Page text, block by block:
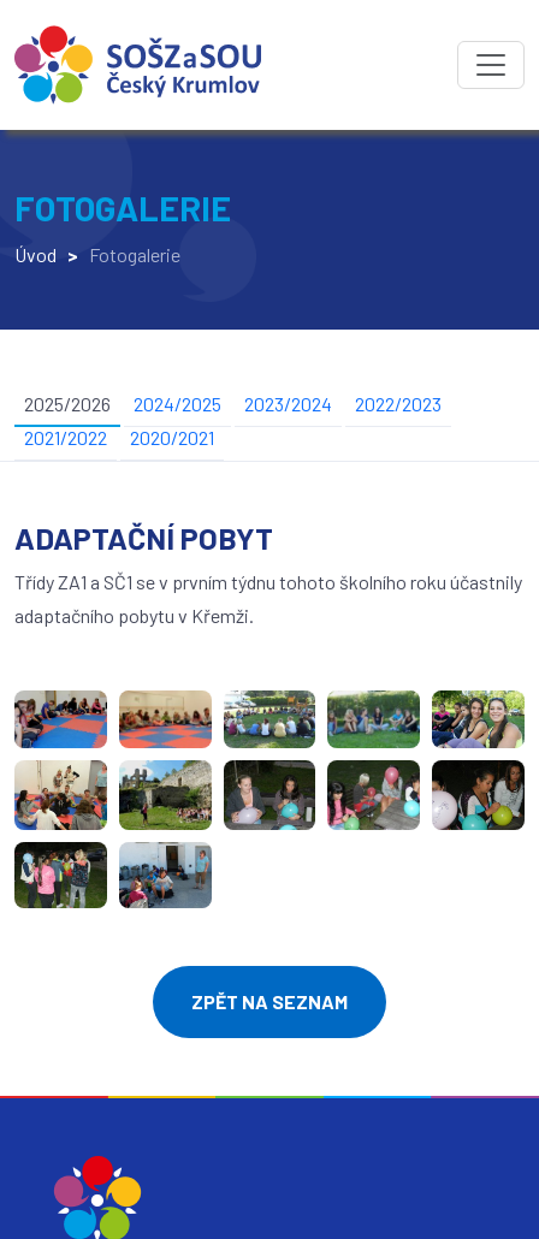
FOTOGALERIE
Úvod > Fotogalerie
2025/2026 2024/2025 2023/2024
2022/2023
2021/2022
2020/2021
ADAPTAČNÍ POBYT
Třídy ZA1 a SČ1 se v prvním týdnu tohoto školního roku účastnily
adaptačního pobytu v Křemži.
ZPĚT NA SEZNAM